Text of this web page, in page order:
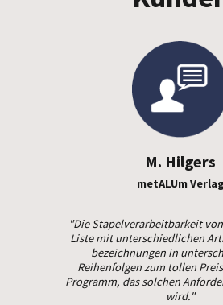
M. Hilgers
metALUm Verlag
"Die Stapelverarbeitbarkeit
Liste mit unterschiedlichen
bezeichnungen in
Reihenfolgen zum tollen
Programm, das solchen
wird."